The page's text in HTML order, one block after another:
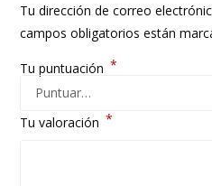
Tu dirección de correo
campos obligatorios están
Tu puntuación *
Tu valoración *